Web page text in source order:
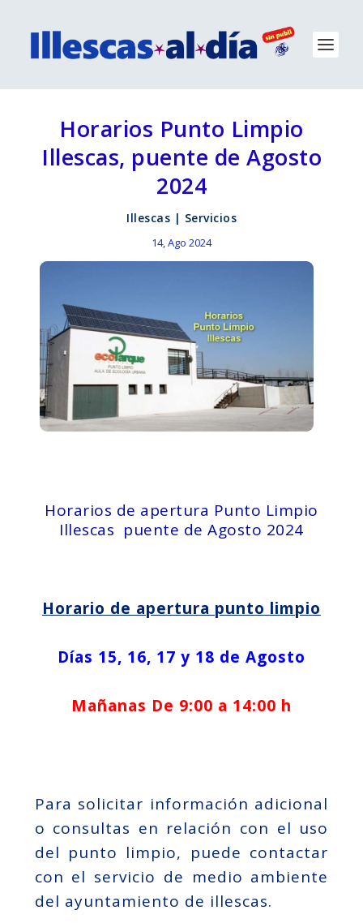
Horarios Punto Limpio
Illescas, puente de Agosto
2024
Illescas | Servicios
14, Ago 2024
Horarios de apertura Punto Limpio
Illescas puente de Agosto 2024
Horario de apertura punto limpio
Días 15, 16, 17 y 18 de Agosto
Mañanas De 9:00 a 14:00 h
Para solicitar información adicional
o consultas en relación con el uso
del punto limpio, puede contactar
con el servicio de medio ambiente
del ayuntamiento de illescas.